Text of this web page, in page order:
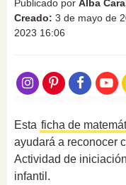
Publicado por Alba
Creado: 3 de mayo de
2023 16:06
Esta ficha de
ayudará a reconocer
Actividad de
infantil.